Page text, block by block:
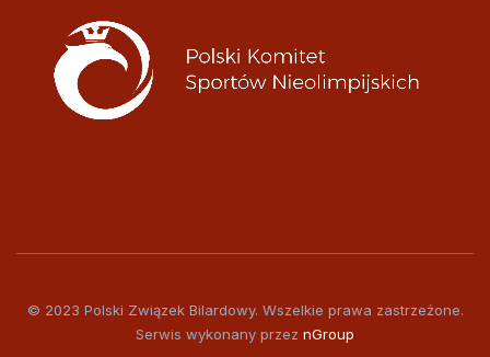
© 2023 Polski Związek Bilardowy. Wszelkie prawa zastrzeżone.
Serwis wykonany przez nGroup